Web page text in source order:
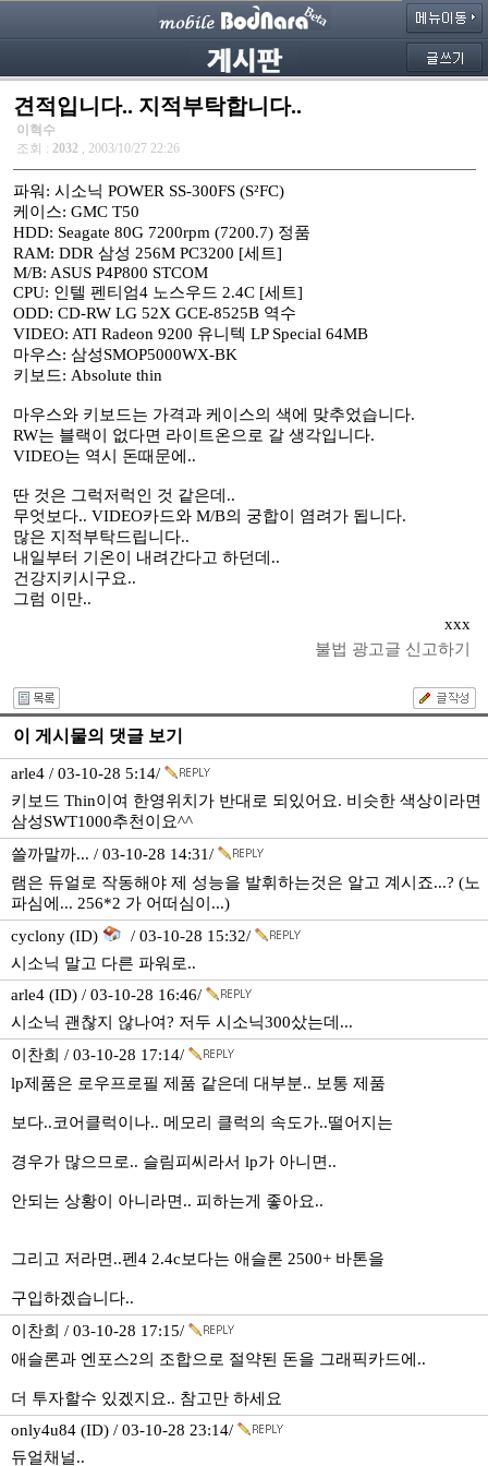
견적입니다.. 지적부탁합니다..
이혁수
조회 : 2032 , 2003/10/27 22:26
파워: 시소닉 POWER SS-300FS (S²FC)
케이스: GMC T50
HDD: Seagate 80G 7200rpm (7200.7) 정품
RAM: DDR 삼성 256M PC3200 [세트]
M/B: ASUS P4P800 STCOM
CPU: 인텔 펜티엄4 노스우드 2.4C [세트]
ODD: CD-RW LG 52X GCE-8525B 역수
VIDEO: ATI Radeon 9200 유니텍 LP Special 64MB
마우스: 삼성SMOP5000WX-BK
키보드: Absolute thin
마우스와 키보드는 가격과 케이스의 색에 맞추었습니다.
RW는 블랙이 없다면 라이트온으로 갈 생각입니다.
VIDEO는 역시 돈때문에..
딴 것은 그럭저럭인 것 같은데..
무엇보다.. VIDEO카드와 M/B의 궁합이 염려가 됩니다.
많은 지적부탁드립니다..
내일부터 기온이 내려간다고 하던데..
건강지키시구요..
그럼 이만..
xxx
불법 광고글 신고하기
이 게시물의 댓글 보기
arle4 / 03-10-28 5:14/
키보드 Thin이여 한영위치가 반대로 되있어요. 비슷한 색상이라면
삼성SWT1000추천이요^^
쓸까말까... / 03-10-28 14:31/
램은 듀얼로 작동해야 제 성능을 발휘하는것은 알고 계시죠...? (노
파심에... 256*2 가 어떠심이...)
cyclony (ID)
/ 03-10-28 15:32/
시소닉 말고 다른 파워로..
arle4 (ID) / 03-10-28 16:46/
시소닉 괜찮지 않나여? 저두 시소닉300샀는데...
이찬희 / 03-10-28 17:14/
lp제품은 로우프로필 제품 같은데 대부분.. 보통 제품
보다..코어클럭이나.. 메모리 클럭의 속도가..떨어지는
경우가 많으므로.. 슬림피씨라서 lp가 아니면..
안되는 상황이 아니라면.. 피하는게 좋아요..
그리고 저라면..펜4 2.4c보다는 애슬론 2500+ 바톤을
구입하겠습니다..
이찬희 / 03-10-28 17:15/
애슬론과 엔포스2의 조합으로 절약된 돈을 그래픽카드에..
더 투자할수 있겠지요.. 참고만 하세요
only4u84 (ID) / 03-10-28 23:14/
듀얼채널..